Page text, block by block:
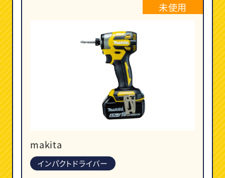
未使用
makita
インパクトドライバー